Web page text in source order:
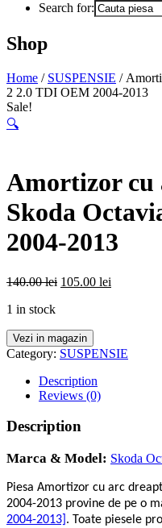
Search for:
Shop
Home / SUSPENSIE /
2 2.0 TDI OEM 2004-2013
Sale!
🔍
Amortizor cu
Skoda
2004-2013
140.00lei 105.00 lei
1 in stock
Vezi in magazin
Category: SUSPENSIE
Description
Reviews (0)
Description
Marca & Model: Skoda
Piesa Amortizor cu arc
2004-2013 provine de pe o
2004-2013] . Toate piesele